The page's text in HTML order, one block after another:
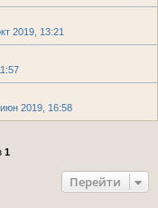
2019, 13:21
2019, 16:58
1
Перейти